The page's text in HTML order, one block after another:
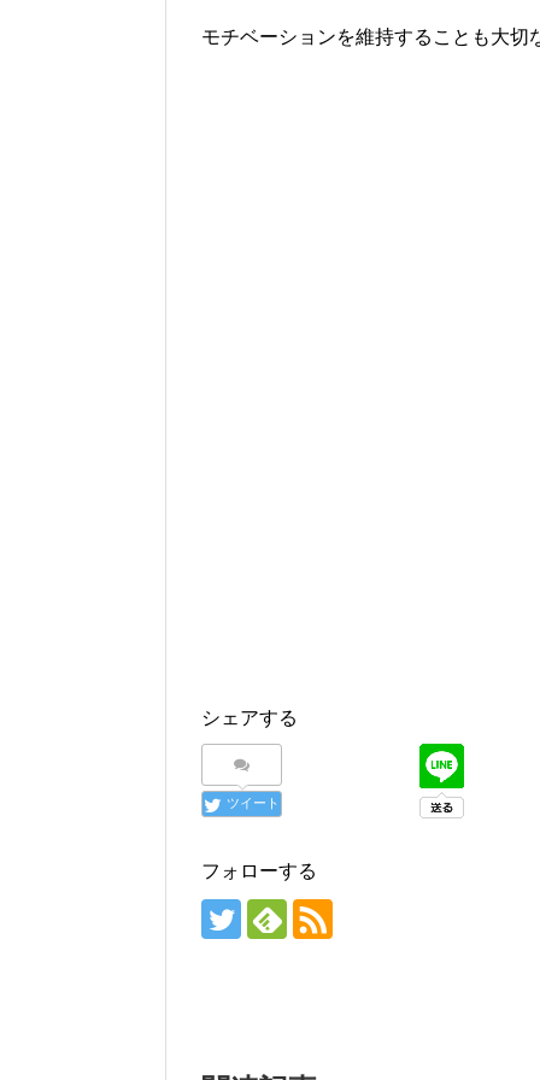
モチベーションを維持することも大切
シェアする
ツイート
フォローする